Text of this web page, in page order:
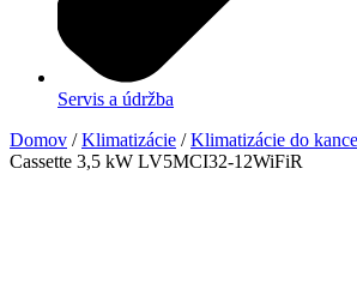
Servis a údržba
Domov /Klimatizácie /Klimatizácie do
Cassette 3,5 kW LV5MCI32-12WiFiR